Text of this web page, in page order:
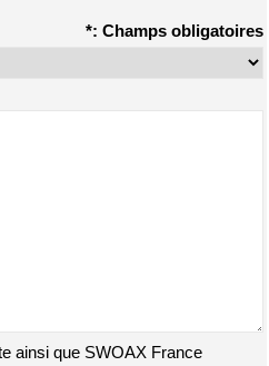
*: Champs obligatoires
ainsi que SWOAX France